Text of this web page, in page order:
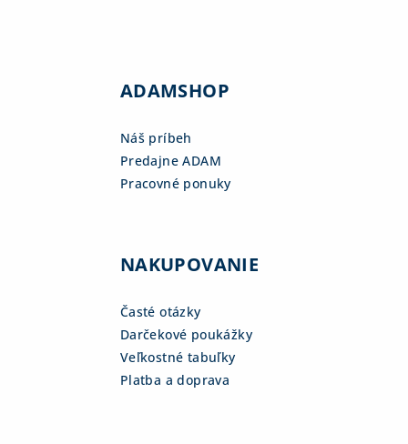
ADAMSHOP
Náš príbeh
Predajne ADAM
Pracovné ponuky
NAKUPOVANIE
Časté otázky
Darčekové poukážky
Veľkostné tabuľky
Platba a doprava